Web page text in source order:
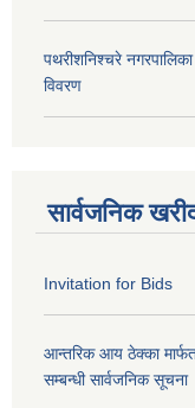
पथरीशनिश्चरे
विवरण
सार्वजनिक
Invitation for Bids
आन्तरिक आय ठेक्का
सम्बन्धी सार्वजनिक सूचना